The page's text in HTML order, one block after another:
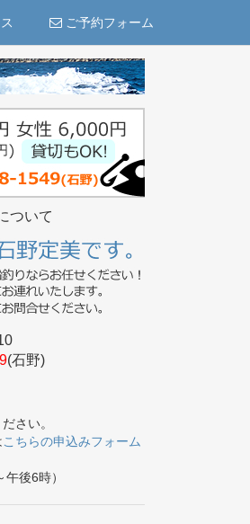
ご予約フォーム
ついて
(石野)
さい。
こちらの申込みフォーム
後6時）